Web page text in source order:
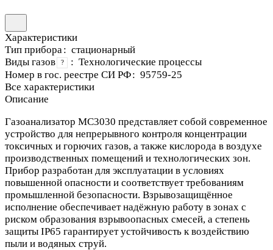
Характеристики
Тип прибора : стационарный
Виды газов
? : Технологические процессы
Номер в гос. реестре СИ РФ: 95759-25
Все характеристики
Описание
Газоанализатор МС3030 представляет собой современное
устройство для непрерывного контроля концентрации
токсичных и горючих газов, а также кислорода в воздухе
производственных помещений и технологических зон.
Прибор разработан для эксплуатации в условиях
повышенной опасности и соответствует требованиям
промышленной безопасности. Взрывозащищённое
исполнение обеспечивает надёжную работу в зонах с
риском образования взрывоопасных смесей, а степень
защиты IP65 гарантирует устойчивость к воздействию
пыли и водяных струй.